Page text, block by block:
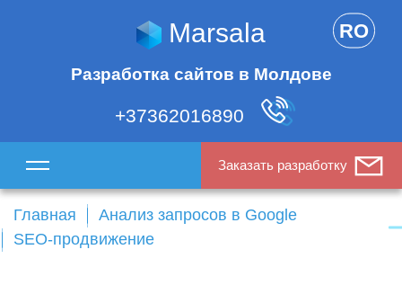
Marsala
Разработка сайтов в Молдове
+37362016890
RO
Заказать разработку
Главная
Анализ запросов в Google
SEO-продвижение